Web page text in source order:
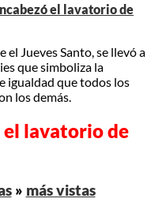
el lavatorio de
el Jueves Santo, se llevó a
que simboliza la
igualdad que todos los
los demás.
el lavatorio de
» más vistas